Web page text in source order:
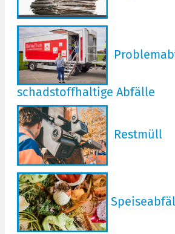
schadstoffhaltige Abfälle
Restmüll